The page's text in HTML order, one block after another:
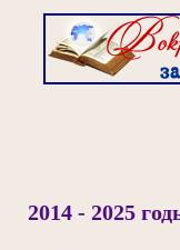
2014 - 2025